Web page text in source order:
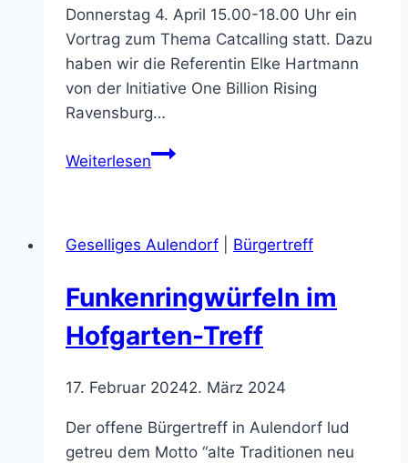
Donnerstag 4. April 15.00-18.00 Uhr ein
Vortrag zum Thema Catcalling statt. Dazu
haben wir die Referentin Elke Hartmann
von der Initiative One Billion Rising
Ravensburg…
WeiterlesenSTOP
Aulendorf
Geselliges Aulendorf Bürgertreff
Funkenringwürfeln im
Hofgarten-Treff
17. Februar 20242. März 2024
Der offene Bürgertreff in Aulendorf lud
getreu dem Motto “alte Traditionen neu